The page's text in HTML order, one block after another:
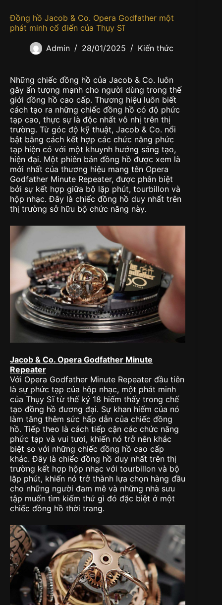
Đồng hồ Jacob & Co. Opera Godfather một
phát minh cổ điển của Thụy Sĩ
Admin 28/01/2025 Kiến thức
Những chiếc đồng hồ của Jacob & Co. luôn
gây ấn tượng mạnh cho người dùng trong thế
giới đồng hồ cao cấp. Thương hiệu luôn biết
cách tạo ra những chiếc đồng hồ có độ phức
tạp cao, thực sự là độc nhất vô nhị trên thị
trường. Từ góc độ kỹ thuật, Jacob & Co. nổi
bật bằng cách kết hợp các chức năng phức
tạp hiện có với một khuynh hướng sáng tạo,
hiện đại. Một phiên bản đồng hồ được xem là
mới nhất của thương hiệu mang tên Opera
Godfather Minute Repeater, được phân biệt
bởi sự kết hợp giữa bộ lặp phút, tourbillon và
hộp nhạc. Đây là chiếc đồng hồ duy nhất trên
thị trường sở hữu bộ chức năng này.
Jacob & Co. Opera Godfather Minute
Repeater
Với Opera Godfather Minute Repeater đầu tiên
là sự phức tạp của hộp nhạc, một phát minh
của Thụy Sĩ từ thế kỷ 18 hiếm thấy trong chế
tạo đồng hồ đương đại. Sự khan hiếm của nó
làm tăng thêm sức hấp dẫn của chiếc đồng
hồ. Tiếp theo là cách tiếp cận các chức năng
phức tạp và vui tươi, khiến nó trở nên khác
biệt so với những chiếc đồng hồ cao cấp
khác. Đây là chiếc đồng hồ duy nhất trên thị
trường kết hợp hộp nhạc với tourbillon và bộ
lặp phút, khiến nó trở thành lựa chọn hàng đầu
cho những người đam mê và những nhà sưu
tập muốn tìm kiếm thứ gì đó đặc biệt ở một
chiếc đồng hồ thời trang.